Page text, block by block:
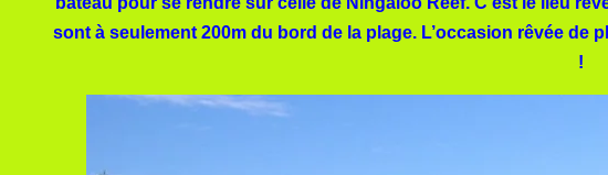
sont à seulement 200m du bord de la plage. L’occasion rêvée
!